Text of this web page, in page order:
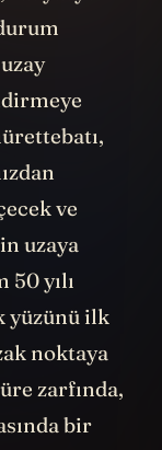
ve
uzaya
yılı
yüzünü ilk
noktaya
zarfında,